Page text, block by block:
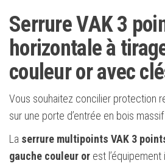
Serrure VAK 3
horizontale à
couleur or avec
Vous souhaitez concilier protection
sur une porte d’entrée en bois
La serrure multipoints VAK 3
gauche couleur or est